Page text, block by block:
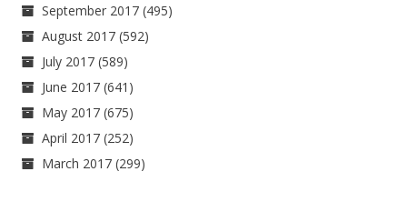
September 2017 (495)
August 2017 (592)
July 2017 (589)
June 2017 (641)
May 2017 (675)
April 2017 (252)
March 2017 (299)